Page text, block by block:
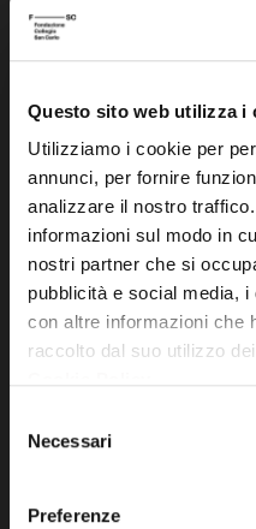
Questo sito web utilizza i
Utilizziamo i cookie per
annunci, per fornire
analizzare il nostro
informazioni sul modo in
nostri partner che si
pubblicità e social media,
con altre informazioni che
raccolto dal suo utilizzo
delNecessari
Preferenze
tel.
Posta
Certificazioni